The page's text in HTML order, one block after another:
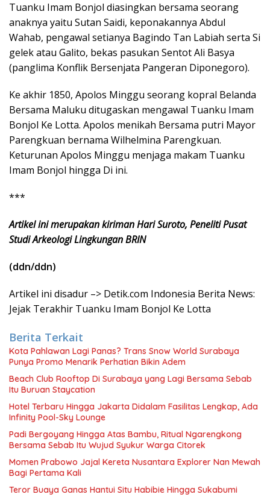
Tuanku Imam Bonjol diasingkan bersama seorang
anaknya yaitu Sutan Saidi, keponakannya Abdul
Wahab, pengawal setianya Bagindo Tan Labiah serta Si
gelek atau Galito, bekas pasukan Sentot Ali Basya
(panglima Konflik Bersenjata Pangeran Diponegoro).
Ke akhir 1850, Apolos Minggu seorang kopral Belanda
Bersama Maluku ditugaskan mengawal Tuanku Imam
Bonjol Ke Lotta. Apolos menikah Bersama putri Mayor
Parengkuan bernama Wilhelmina Parengkuan.
Keturunan Apolos Minggu menjaga makam Tuanku
Imam Bonjol hingga Di ini.
***
Artikel ini merupakan kiriman Hari Suroto, Peneliti Pusat
Studi Arkeologi Lingkungan BRIN
(ddn/ddn)
Artikel ini disadur –> Detik.com Indonesia Berita News:
Jejak Terakhir Tuanku Imam Bonjol Ke Lotta
Berita Terkait
Kota Pahlawan Lagi Panas? Trans Snow World Surabaya
Punya Promo Menarik Perhatian Bikin Adem
Beach Club Rooftop Di Surabaya yang Lagi Bersama Sebab
Itu Buruan Staycation
Hotel Terbaru Hingga Jakarta Didalam Fasilitas Lengkap, Ada
Infinity Pool-Sky Lounge
Padi Bergoyang Hingga Atas Bambu, Ritual Ngarengkong
Bersama Sebab Itu Wujud Syukur Warga Citorek
Momen Prabowo Jajal Kereta Nusantara Explorer Nan Mewah
Bagi Pertama Kali
Teror Buaya Ganas Hantui Situ Habibie Hingga Sukabumi